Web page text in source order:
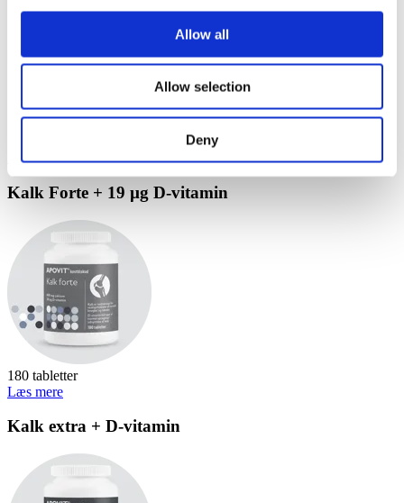
Allow all
Allow selection
Deny
Læs mere
Kalk Forte + 19 µg D-vitamin
180 tabletter
Læs mere
Kalk extra + D-vitamin